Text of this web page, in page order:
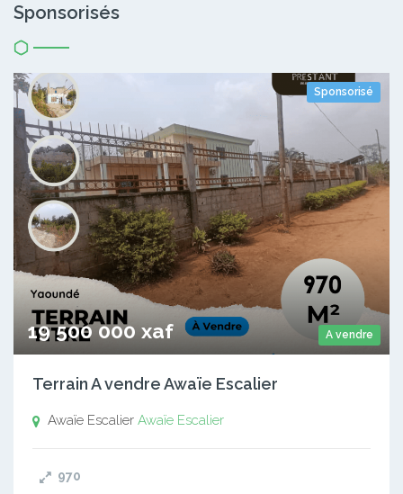
Sponsorisés
A vendre
Sponsorisé
19 500 000 xaf
Terrain A vendre Awaïe Escalier
Awaïe Escalier Awaïe Escalier
970